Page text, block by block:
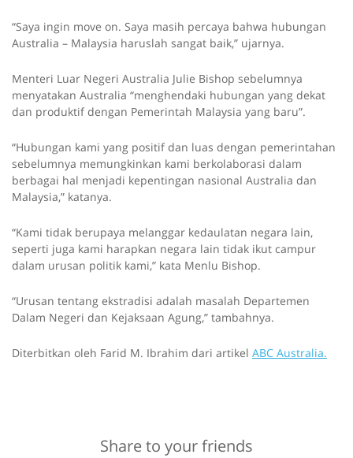
“Saya ingin move on. Saya masih percaya bahwa hubungan
Australia – Malaysia haruslah sangat baik,” ujarnya.
Menteri Luar Negeri Australia Julie Bishop sebelumnya
menyatakan Australia “menghendaki hubungan yang dekat
dan produktif dengan Pemerintah Malaysia yang baru”.
“Hubungan kami yang positif dan luas dengan pemerintahan
sebelumnya memungkinkan kami berkolaborasi dalam
berbagai hal menjadi kepentingan nasional Australia dan
Malaysia,” katanya.
“Kami tidak berupaya melanggar kedaulatan negara lain,
seperti juga kami harapkan negara lain tidak ikut campur
dalam urusan politik kami,” kata Menlu Bishop.
“Urusan tentang ekstradisi adalah masalah Departemen
Dalam Negeri dan Kejaksaan Agung,” tambahnya.
Diterbitkan oleh Farid M. Ibrahim dari artikel ABC Australia.
Share to your friends